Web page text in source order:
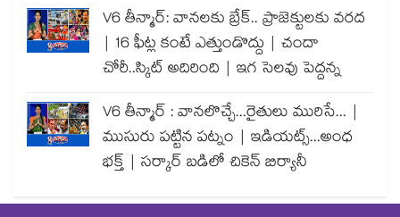
V6 తీన్మార్: వానలకు బ్రేక్.. ప్రాజెక్టులకు వరద
| 16 ఫీట్ల కంటే ఎత్తుండొద్దు | చందా
చోరీ..స్కిట్ అదిరింది | ఇగ సెలవు పెద్దన్న
V6 తీన్మార్ : వానలొచ్చే...రైతులు మురిసే... |
ముసురు పట్టిన పట్నం | ఇడియట్స్...అంధ
భక్త్ | సర్కార్ బడిలో చికెన్ బిర్యానీ